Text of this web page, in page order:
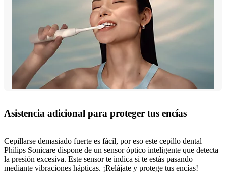
Asistencia adicional para proteger tus encías
Cepillarse demasiado fuerte es fácil, por eso este cepillo dental
Philips Sonicare dispone de un sensor óptico inteligente que detecta
la presión excesiva. Este sensor te indica si te estás pasando
mediante vibraciones hápticas. ¡Relájate y protege tus encías!